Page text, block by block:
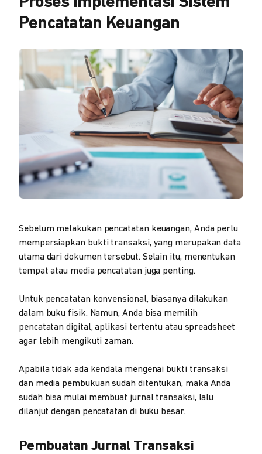
Pencatatan Keuangan
Sebelum melakukan pencatatan keuangan, Anda perlu
mempersiapkan bukti transaksi, yang merupakan data
utama dari dokumen tersebut. Selain itu, menentukan
tempat atau media pencatatan juga penting.
Untuk pencatatan konvensional, biasanya dilakukan
dalam buku fisik. Namun, Anda bisa memilih
pencatatan digital, aplikasi tertentu atau spreadsheet
agar lebih mengikuti zaman.
Apabila tidak ada kendala mengenai bukti transaksi
dan media pembukuan sudah ditentukan, maka Anda
sudah bisa mulai membuat jurnal transaksi, lalu
dilanjut dengan pencatatan di buku besar.
Pembuatan Jurnal Transaksi